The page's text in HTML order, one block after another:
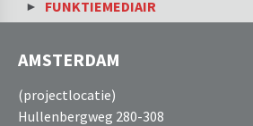
FUNKTIEMEDIAIR
AMSTERDAM
(projectlocatie)
Hullenbergweg 280-308